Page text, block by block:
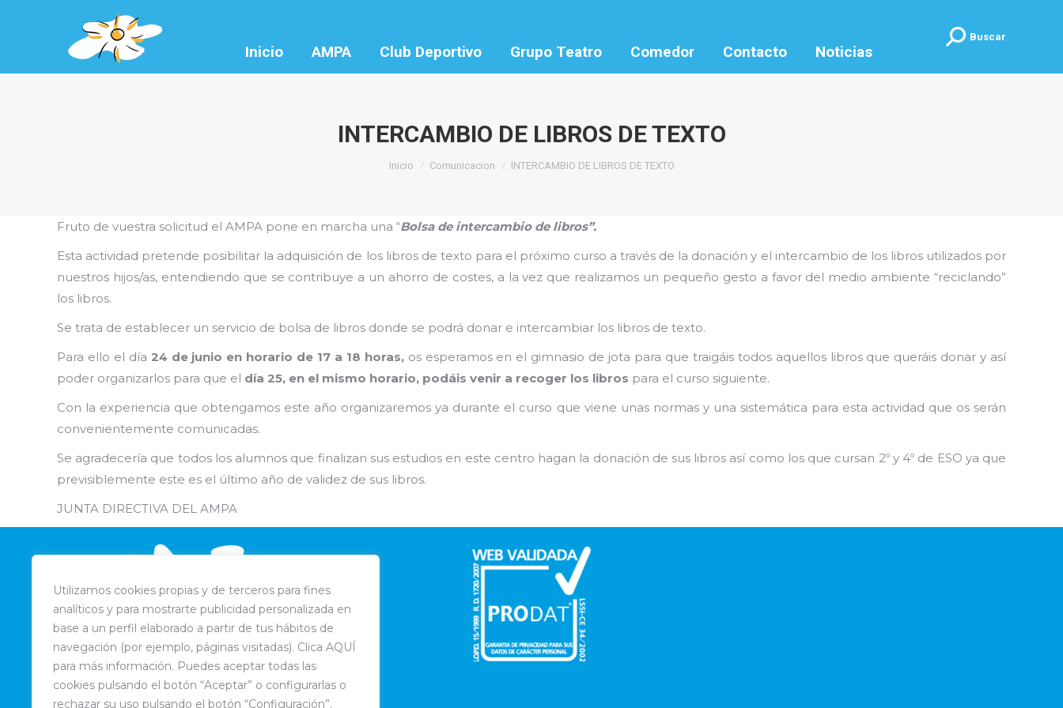
Utilizamos cookies propias y de terceros para fines
analíticos y para mostrarte publicidad personalizada en
base a un perfil elaborado a partir de tus hábitos de
navegación (por ejemplo, páginas visitadas). Clica AQUÍ
para más información. Puedes aceptar todas las
cookies pulsando el botón “Aceptar” o configurarlas o
rechazar su uso pulsando el botón “Configuración”.
Inicio AMPA Club Deportivo Grupo Teatro Comedor Contacto Noticias
Buscar:Buscar
INTERCAMBIO DE LIBROS DE TEXTO
Estás aquí:
Inicio Comunicacion INTERCAMBIO DE LIBROS DE TEXTO
Fruto de vuestra solicitud el AMPA pone en marcha una “Bolsa de intercambio de libros”.
Esta actividad pretende posibilitar la adquisición de los libros de texto para el próximo curso a través de la donación y el intercambio de los libros utilizados por
nuestros hijos/as, entendiendo que se contribuye a un ahorro de costes, a la vez que realizamos un pequeño gesto a favor del medio ambiente “reciclando”
los libros.
Se trata de establecer un servicio de bolsa de libros donde se podrá donar e intercambiar los libros de texto.
Para ello el día 24 de junio en horario de 17 a 18 horas, os esperamos en el gimnasio de jota para que traigáis todos aquellos libros que queráis donar y así
poder organizarlos para que el día 25, en el mismo horario, podáis venir a recoger los libros para el curso siguiente.
Con la experiencia que obtengamos este año organizaremos ya durante el curso que viene unas normas y una sistemática para esta actividad que os serán
convenientemente comunicadas.
Se agradecería que todos los alumnos que finalizan sus estudios en este centro hagan la donación de sus libros así como los que cursan 2º y 4º de ESO ya que
previsiblemente este es el último año de validez de sus libros.
JUNTA DIRECTIVA DEL AMPA